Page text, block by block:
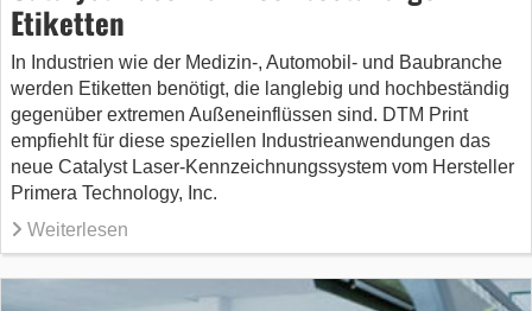
Etiketten
In Industrien wie der Medizin-, Automobil- und Baubranche
werden Etiketten benötigt, die langlebig und hochbeständig
gegenüber extremen Außeneinflüssen sind. DTM Print
empfiehlt für diese speziellen Industrieanwendungen das
neue Catalyst Laser-Kennzeichnungssystem vom Hersteller
Primera Technology, Inc.
Weiterlesen